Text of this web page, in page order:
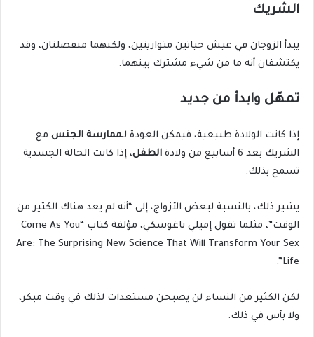
الشريك
يبدأ الزوجان في عيش حياتين متوازيتين، ولكنهما منفصلتان، وقد
يكتشفان أنه ما من شيء مشترك بينهما.
تمهّل وابدأ من جديد
إذا كانت الولادة طبيعية، فيمكن العودة لـممارسة الجنس مع
الشريك بعد 6 أسابيع من ولادة
الطفل، إذا كانت الحالة الجسدية
تسمح بذلك.
يشير ذلك، بالنسبة لبعض الأزواج، إلى “أنه لم يعد هناك الكثير من
الوقت”، مثلما تقول إميلي ناغوسكي، مؤلفة كتاب “Come As You
Are: The Surprising New Science That Will Transform Your Sex
Life”.
لكن الكثير من النساء لن يصبحن مستعدات لذلك في وقت مبكر،
ولا بأس في ذلك.